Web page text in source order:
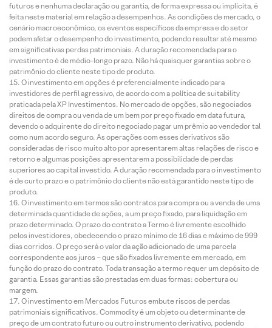
futuros e nenhuma declaração ou garantia, de forma expressa ou implícita, é
feita neste material em relação a desempenhos. As condições de mercado, o
cenário macroeconômico, os eventos específicos da empresa e do setor
podem afetar o desempenho do investimento, podendo resultar até mesmo
em significativas perdas patrimoniais. A duração recomendada para o
investimento é de médio-longo prazo. Não há quaisquer garantias sobre o
patrimônio do cliente neste tipo de produto.
O investimento em opções é preferencialmente indicado para
investidores de perfil agressivo, de acordo com a política de suitability
praticada pela XP Investimentos. No mercado de opções, são negociados
direitos de compra ou venda de um bem por preço fixado em data futura,
devendo o adquirente do direito negociado pagar um prêmio ao vendedor tal
como num acordo seguro. As operações com esses derivativos são
consideradas de risco muito alto por apresentarem altas relações de risco e
retorno e algumas posições apresentarem a possibilidade de perdas
superiores ao capital investido. A duração recomendada para o investimento
é de curto prazo e o patrimônio do cliente não está garantido neste tipo de
produto.
O investimento em termos são contratos para compra ou a venda de uma
determinada quantidade de ações, a um preço fixado, para liquidação em
prazo determinado. O prazo do contrato a Termo é livremente escolhido
pelos investidores, obedecendo o prazo mínimo de 16 dias e máximo de 999
dias corridos. O preço será o valor da ação adicionado de uma parcela
correspondente aos juros – que são fixados livremente em mercado, em
função do prazo do contrato. Toda transação a termo requer um depósito de
garantia. Essas garantias são prestadas em duas formas: cobertura ou
margem.
O investimento em Mercados Futuros embute riscos de perdas
patrimoniais significativos. Commodity é um objeto ou determinante de
preço de um contrato futuro ou outro instrumento derivativo, podendo